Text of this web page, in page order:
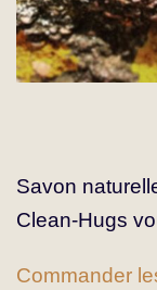
Savon
Clean-Hugs
Commander